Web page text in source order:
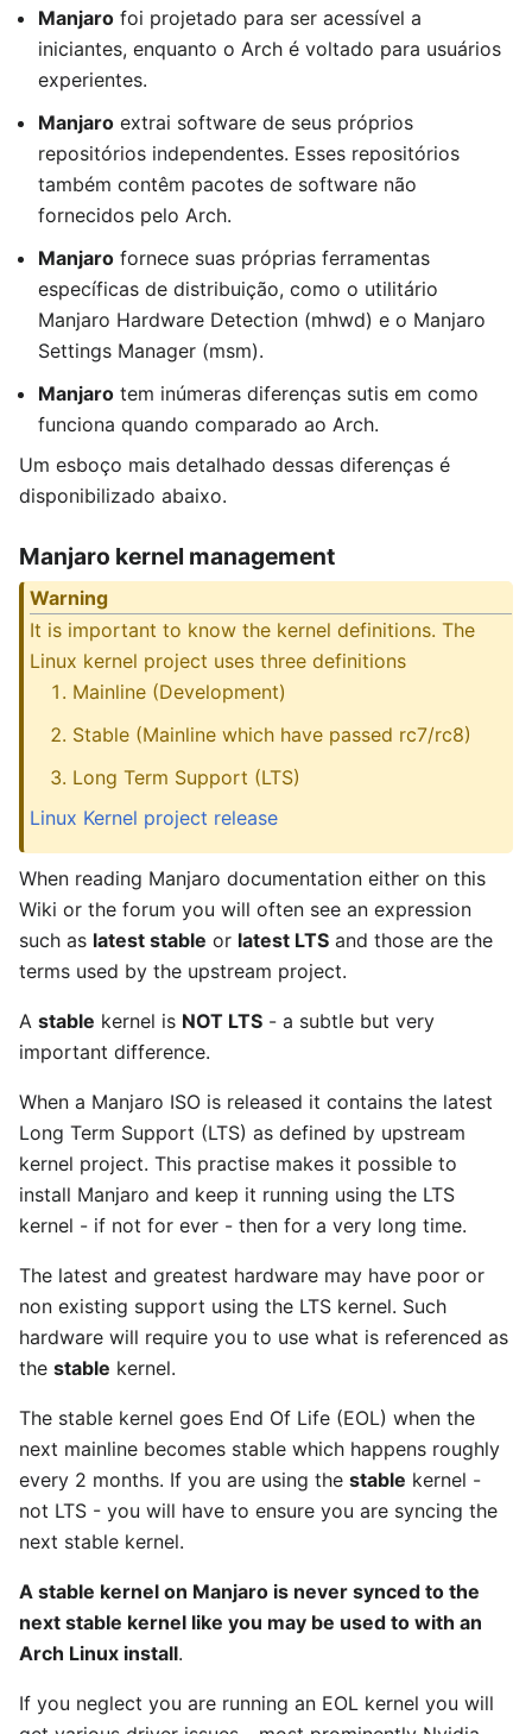
Manjaro foi projetado para ser acessível a
iniciantes, enquanto o Arch é voltado para usuários
experientes.
Manjaro extrai software de seus próprios
repositórios independentes. Esses repositórios
também contêm pacotes de software não
fornecidos pelo Arch.
Manjaro fornece suas próprias ferramentas
específicas de distribuição, como o utilitário
Manjaro Hardware Detection (mhwd) e o Manjaro
Settings Manager (msm).
Manjaro tem inúmeras diferenças sutis em como
funciona quando comparado ao Arch.
Um esboço mais detalhado dessas diferenças é
disponibilizado abaixo.
Manjaro kernel management
Warning
It is important to know the kernel definitions. The
Linux kernel project uses three definitions
Mainline (Development)
Stable (Mainline which have passed rc7/rc8)
Long Term Support (LTS)
Linux Kernel project release
When reading Manjaro documentation either on this
Wiki or the forum you will often see an expression
such as latest stable or latest LTS and those are the
terms used by the upstream project.
A stable kernel is NOT LTS - a subtle but very
important difference.
When a Manjaro ISO is released it contains the latest
Long Term Support (LTS) as defined by upstream
kernel project. This practise makes it possible to
install Manjaro and keep it running using the LTS
kernel - if not for ever - then for a very long time.
The latest and greatest hardware may have poor or
non existing support using the LTS kernel. Such
hardware will require you to use what is referenced as
the stable kernel.
The stable kernel goes End Of Life (EOL) when the
next mainline becomes stable which happens roughly
every 2 months. If you are using the stable kernel -
not LTS - you will have to ensure you are syncing the
next stable kernel.
A stable kernel on Manjaro is never synced to the
next stable kernel like you may be used to with an
Arch Linux install.
If you neglect you are running an EOL kernel you will